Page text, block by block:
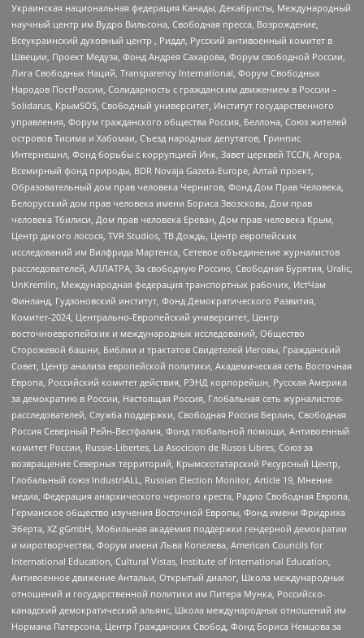
Украинская национальная федерация Канады, Декабристы, Международный
научный центр им Вудро Вильсона, Свободная пресса, Возрождение,
Всеукраинский духовный центр , Риддл, Русский антивоенный комитет в
Швеции, Проект Медуза, Фонд Андрея Сахарова, Форум свободной России,
Лига Свободных Наций, Transparеncy International, Форум Свободных
Народов ПостРоссии, Солидарность с гражданским движением в России –
Solidarus, КрымSOS, Свободный университет, Институт государственного
управления, Форум гражданского общества Россия, Беллона, Союз жителей
островов Тисима и Хабомаи, Съезд народных депутатов, Гринпис
Интернешнл, Фонд борьбы с коррупцией Инк, Завет церквей TCCN, Агора,
Всемирный фонд природы, BDR Novaja Gazeta-Europe, Алтай проект,
Образовательный дом прав человека Чернигов, Фонд Дом Прав Человека,
Белорусский дом прав человека имени Бориса Звозскова, Дом прав
человека Тбилиси, Дом прав человека Ереван, Дом прав человека Крым,
Центр дикого лосося, TVR Studios, ТВ Дождь, Центр европейских
исследований им Вилфрида Мартенса, Сетевое объединение журналистов
расследователей, АЛЛАТРА, За свободную Россию, Свободная Бурятия, Uralic,
UnKremlin, Международная федерация транспортных рабочих, ИстЧам
Финланд, Гудзоновский институт, Фонд Демократического Развития,
Комитет-2024, Центрально-Европейский университет, Центр
восточноевропейских и международных исследований, Общество
Сторожевой башни, Библии и трактатов Свидетелей Иеговы, Гражданский
Совет, Центр анализа европейской политики, Академическая сеть Восточная
Европа, Российский комитет действия, РЭНД корпорейшн, Русская Америка
за демократию в России, Настоящая Россия, Глобальная сеть журналистов-
расследователей, Служба поддержки, Свободная Россия Берлин, Свободная
Россия Северный Рейн-Вестфалия, Фонд глобальной помощи, Антивоенный
комитет России, Russie-Libertes, La Asocicion de Rusos Libres, Союз за
возвращение Северных территорий, Крымскотатарский Ресурсный Центр,
Глобальный союз IndustriALL, Russian Election Monitor, Article 19, Мнение
медиа, Федерация анархического черного креста, Радио Свободная Европа,
Германское общество изучения Восточной Европы, Фонд имени Фридриха
Эберта, XZ gGmbH, Мобильная академия поддержки гендерной демократии
и миротворчества, Форум имени Льва Копелева, American Councils for
International Education, Cultural Vistas, Institute of International Education,
Антивоенное движение Антальи, Открытый диалог, Школа международных
отношений и государственной политики им Питера Мунка, Российско-
канадский демократический альянс, Школа международных отношений им
Нормана Патерсона, Центр Гражданских Свобод, Фонд Бориса Немцова за